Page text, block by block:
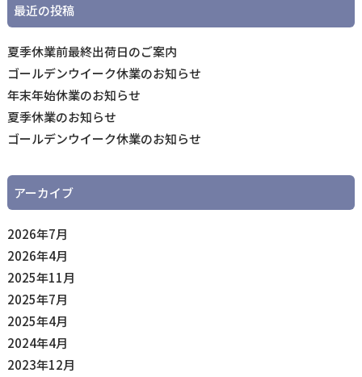
最近の投稿
夏季休業前最終出荷日のご案内
ゴールデンウイーク休業のお知らせ
年末年始休業のお知らせ
夏季休業のお知らせ
ゴールデンウイーク休業のお知らせ
アーカイブ
2026年7月
2026年4月
2025年11月
2025年7月
2025年4月
2024年4月
2023年12月